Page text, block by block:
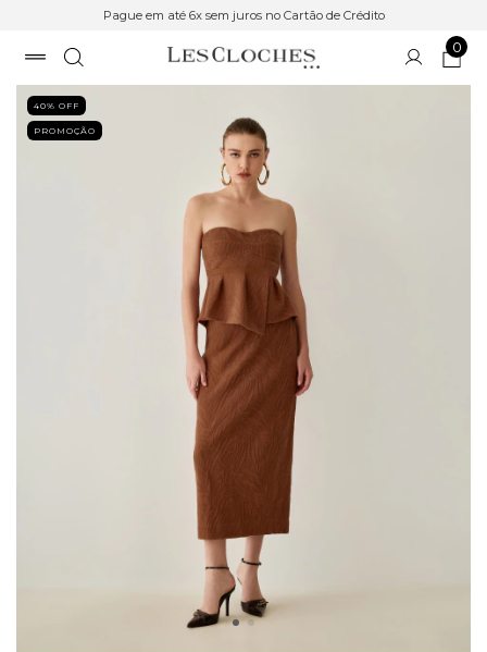
Pague em até 6x sem juros no Cartão de Crédito
0
40% OFF
PROMOÇÃO